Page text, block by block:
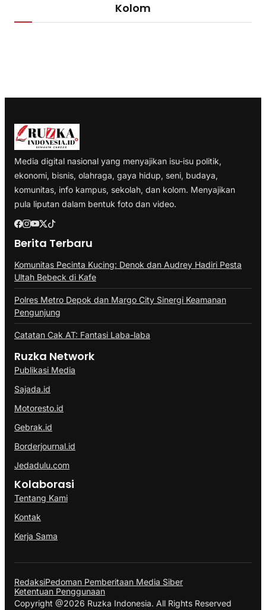
Kolom
Media digital nasional yang menyajikan isu-isu politik,
ekonomi, bisnis, olahraga, gaya hidup, seni, budaya,
komunitas, info kampus, sekolah, dan kolom. Menyajikan
pula liputan dalam bentuk foto dan video.
Berita Terbaru
Komunitas Pecinta Kucing: Denok dan Audrey Hadiri Pesta
Ultah Bebeck di Kafe
Polres Metro Depok dan Margo City Sinergi Keamanan
Pengunjung
Catatan Cak AT: Fantasi Laba-laba
Ruzka Network
Publikasi Media
Sajada.id
Motoresto.id
Gebrak.id
Borderjournal.id
Jedadulu.com
Kolaborasi
Tentang Kami
Kontak
Kerja Sama
RedaksiPedoman Pemberitaan Media Siber
Ketentuan Penggunaan
Copyright @2026 Ruzka Indonesia. All Rights Reserved